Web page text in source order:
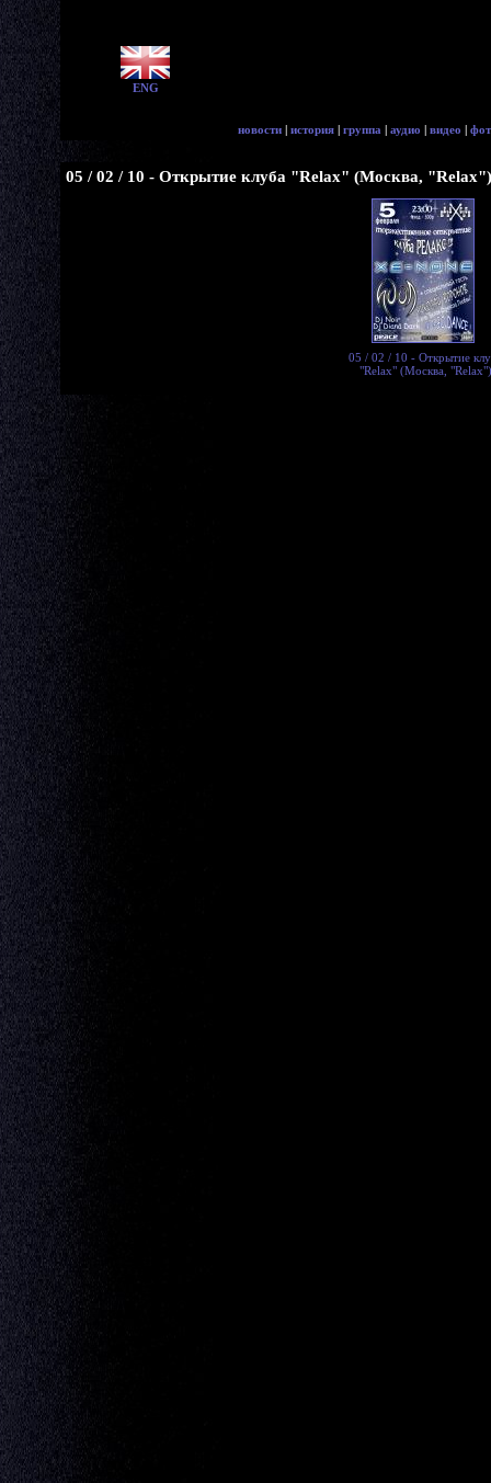
ENG
новости | история | группа | аудио | видео |
05 / 02 / 10 - Открытие клуба "Relax" (Москва, "Relax")
05 / 02 / 10 - Открытие
"Relax" (Москва, "Relax")